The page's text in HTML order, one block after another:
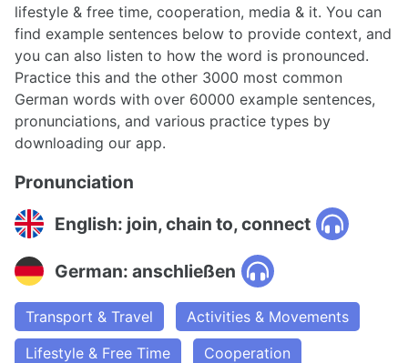
lifestyle & free time, cooperation, media & it. You can
find example sentences below to provide context, and
you can also listen to how the word is pronounced.
Practice this and the other 3000 most common
German words with over 60000 example sentences,
pronunciations, and various practice types by
downloading our app.
Pronunciation
English: join, chain to, connect
German: anschließen
Transport & Travel
Activities & Movements
Lifestyle & Free Time
Cooperation